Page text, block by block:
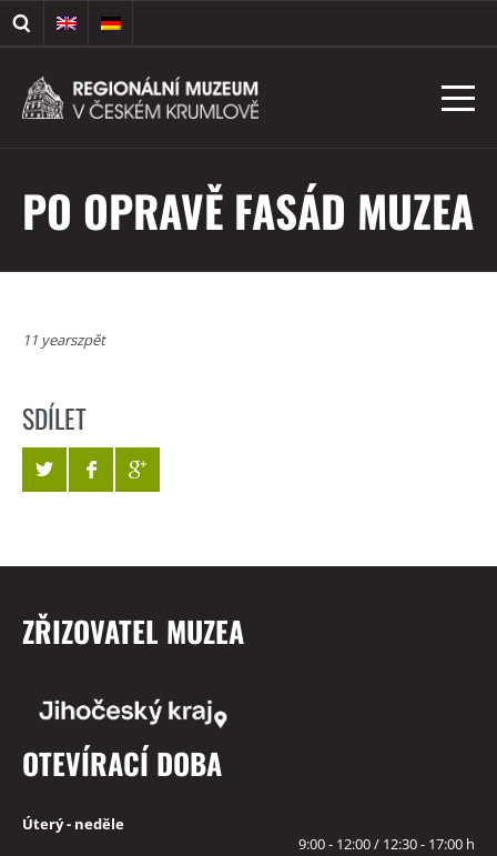
PO OPRAVĚ FASÁD MUZEA
11 yearszpět
SDÍLET
ZŘIZOVATEL MUZEA
OTEVÍRACÍ DOBA
Úterý - neděle
9:00 - 12:00 / 12:30 - 17:00 h